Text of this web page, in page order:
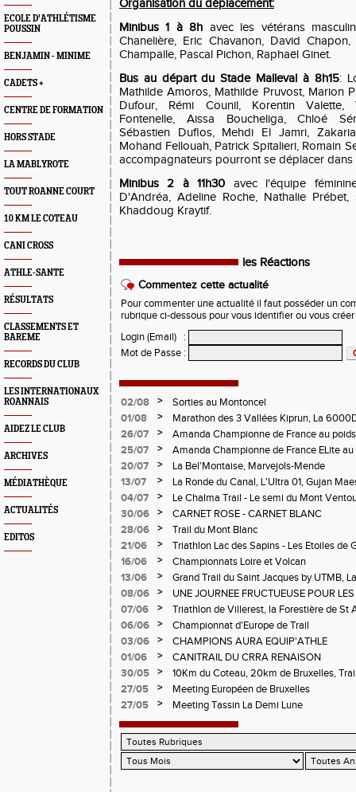
ECOLE D'ATHLÉTISME
POUSSIN
BENJAMIN - MINIME
CADETS +
CENTRE DE FORMATION
HORS STADE
LA MABLYROTE
TOUT ROANNE COURT
10 KM LE COTEAU
CANI CROSS
ATHLE-SANTE
RÉSULTATS
CLASSEMENTS ET
BAREME
RECORDS DU CLUB
LES INTERNATIONAUX
ROANNAIS
AIDEZ LE CLUB
ARCHIVES
MÉDIATHÈQUE
ACTUALITÉS
EDITOS
Organisation du déplacement:
Minibus 1 à 8h avec les vétérans
Chanelière, Eric Chavanon, David
Champalle, Pascal Pichon, Raphaël Ginet.
Bus au départ du Stade Malleval à 8h15:
Mathilde Amoros, Mathilde Pruvost, Marion
Dufour, Rémi Counil, Korentin Valette,
Fontenelle, Aissa Boucheliga, Chloé
Sébastien Duflos, Mehdi El Jamri,
Mohand Fellouah, Patrick Spitalieri, Romain
accompagnateurs pourront se déplacer dans
Minibus 2 à 11h30 avec l'équipe
D'Andréa, Adeline Roche, Nathalie Prébet,
Khaddoug Kraytif.
les Réactions
Commentez cette actualité
Pour commenter une actualité il faut posséder un
rubrique ci-dessous pour vous identifier ou vous
Login (Email)
:
Mot de Passe :
02/08 >
Sorties au Montoncel
01/08
>
Marathon des 3 Vallées Kiprun, La
Verticale d'Orcières, St Augustin
26/07 >
Amanda Championne de France au poids
25/07
>
Amanda Championne de France ELite
20/07
>
La Bel'Montaise, Marvejols-Mende
13/07
>
La Ronde du Canal, L'Ultra 01, Gujan
04/07
>
Le Chalma Trail - Le semi du Mont
Cublize - Les Passerelles de Monteynard
Pralognon La Vanoise
30/06 >
CARNET ROSE - CARNET BLANC
28/06
>
Trail du Mont Blanc
21/06
>
Triathlon Lac des Sapins - Les Etoiles de
16/06
>
Championnats Loire et Volcan
13/06
>
Grand Trail du Saint Jacques by UTMB,
d'Andrézieux-Bouthéon
08/06 >
UNE JOURNEE FRUCTUEUSE POUR
CHAMPIONNATS DE LA LOIRE A
07/06 >
Triathlon de Villerest, la Forestière de St
Circuit de la Sure, Tour du Pays Roannais
06/06 >
Championnat d'Europe de Trail
03/06
>
CHAMPIONS AURA EQUIP'ATHLE
01/06
>
CANITRAIL DU CRRA RENAISON
30/05
>
10Km du Coteau, 20km de Bruxelles,
Pilatrail
27/05 >
Meeting Européen de Bruxelles
27/05
> Meeting Tassin La Demi Lune